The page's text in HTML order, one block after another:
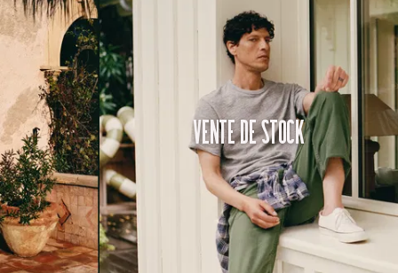
Vente de Stock